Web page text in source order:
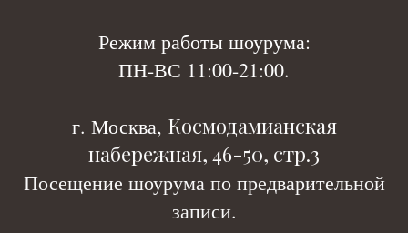
Режим работы шоурума:
ПН-ВС 11:00-21:00.
г. Москва, Космодамианская
набережная, 46-50, стр.3
Посещение шоурума по предварительной
записи.